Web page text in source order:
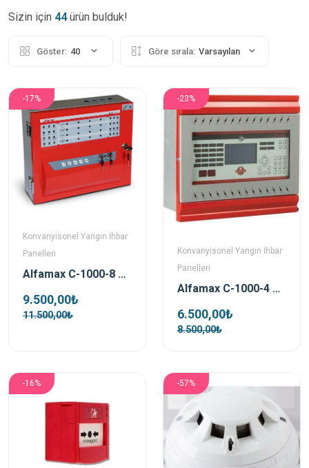
Sizin için 44ürün bulduk!
Göster: 40 Göre sırala: Varsayılan
-17%
Konvanyisonel Yangın İhbar
Panelleri
Alfamax C-1000-8 AX-08 8 Zonlu Konvansiyonel Yangın Alarm Paneli
9.500,00₺
11.500,00₺
-23%
Konvanyisonel Yangın İhbar
Panelleri
Alfamax C-1000-4 4 Zone Konvansiyonel Yangın Paneli
6.500,00₺
8.500,00₺
-16% -57%